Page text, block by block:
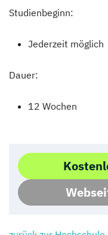
Studienbeginn:
Jederzeit möglich
Dauer:
12 Wochen